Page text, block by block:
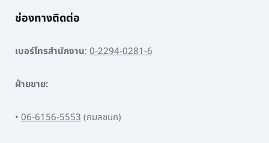
ช่องทางติดต่อ
เบอร์โทรสำนักงาน: 0-2294-0281-6
ฝ่ายขาย:
• 06-6156-5553(กมลชนก)